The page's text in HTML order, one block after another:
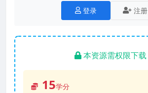
登录 注册
本资源需权限下载
15学分